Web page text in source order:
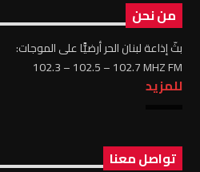
من نحن
بثّ إذاعة لبنان الحر أرضيًّا على الموجات:
102.3 – 102.5 – 102.7 MHZ FM
للمزيد
تواصل معنا